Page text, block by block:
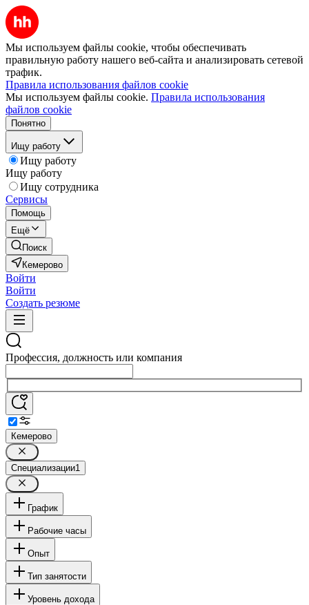
Мы используем файлы cookie, чтобы обеспечивать
правильную работу нашего веб-сайта и анализировать сетевой
трафик.
Правила использования файлов cookie
Мы используем файлы cookie. Правила использования
файлов cookie
Понятно
Ищу работу
Ищу работу
Ищу работу
Ищу сотрудника
Сервисы
Помощь
Ещё
Поиск
Кемерово
Войти
Войти
Создать резюме
Профессия, должность или компания
Кемерово
Специализации1
График
Рабочие часы
Опыт
Тип занятости
Уровень дохода